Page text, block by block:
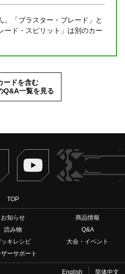
。「ブラスター・ブレード」と
ード・スピリット」は別のカー
ードを含む
Q&A一覧を見る
Twitter ヴァンガードch
TOP
お知らせ
商品情報
読み物
Q&A
キレシピ
大会・イベント
ーサポート
English 简体中文